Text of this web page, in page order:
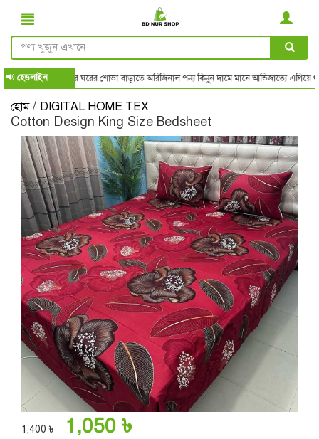
হেডলাইন
Shop -আপনার ঘরের শোভা বাড়াতে অরিজিনাল পন্য কিনুন দামে মানে আভিজাত্যে এগিয়ে থাকুন
হোম / DIGITAL HOME TEX
Cotton Design King Size Bedsheet
1,400 ৳ 1,050 ৳